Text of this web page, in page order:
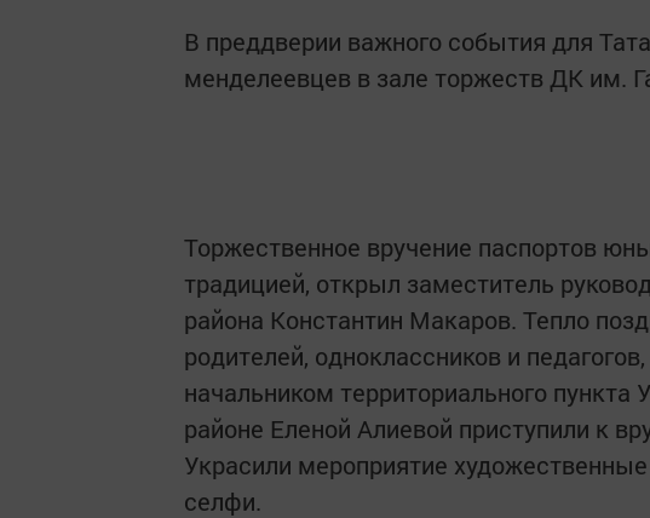
В преддверии важного события для
менделеевцев в зале торжеств ДК им.
Торжественное вручение паспортов
традицией, открыл заместитель
района Константин Макаров. Тепло
родителей, одноклассников и
начальником территориального
районе Еленой Алиевой приступили к
Украсили мероприятие
селфи.